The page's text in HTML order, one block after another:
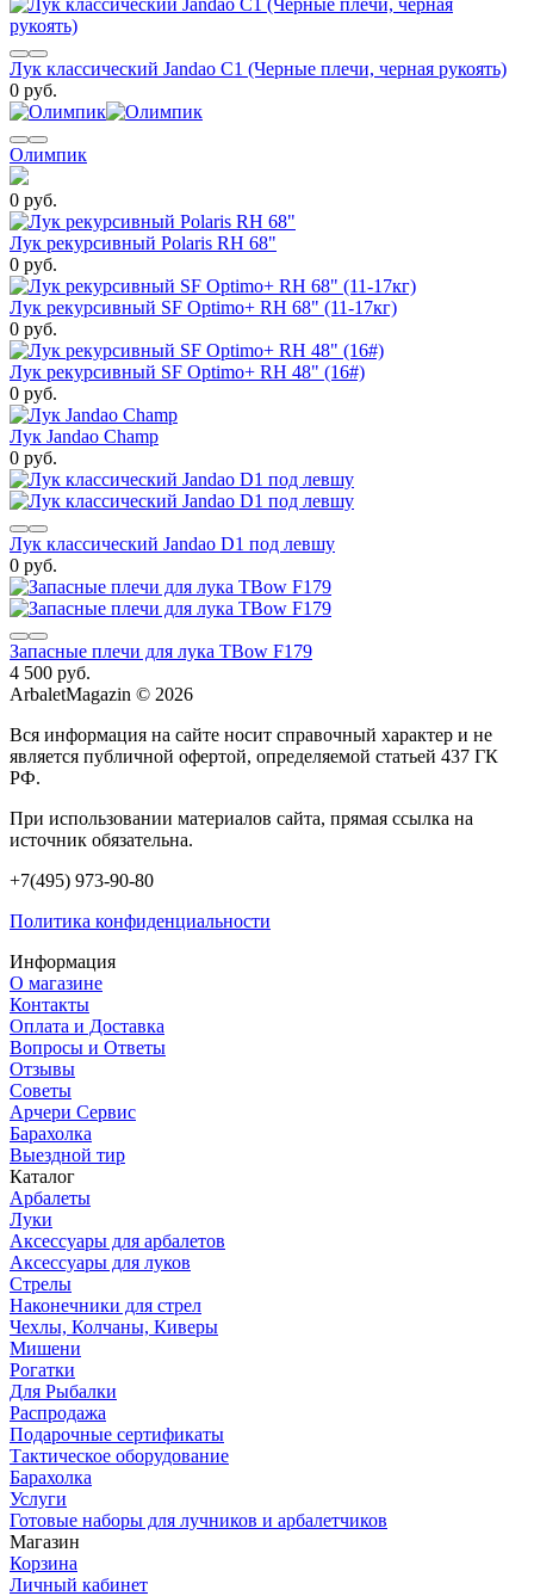
Лук классический Jandao C1 (Черные плечи, черная рукоять)
0 руб.
Олимпик
0 руб.
Лук рекурсивный Polaris RH 68"
0 руб.
Лук рекурсивный SF Optimo+ RH 68" (11-17кг)
0 руб.
Лук рекурсивный SF Optimo+ RH 48" (16#)
0 руб.
Лук Jandao Champ
0 руб.
Лук классический Jandao D1 под левшу
0 руб.
Запасные плечи для лука TBow F179
4 500 руб.
ArbaletMagazin © 2026
Вся информация на сайте носит справочный характер и не
является публичной офертой, определяемой статьей 437 ГК
РФ.
При использовании материалов сайта, прямая ссылка на
источник обязательна.
+7(495) 973-90-80
Политика конфиденциальности
Информация
О магазине
Контакты
Оплата и Доставка
Вопросы и Ответы
Отзывы
Советы
Арчери Сервис
Барахолка
Выездной тир
Каталог
Арбалеты
Луки
Аксессуары для арбалетов
Аксессуары для луков
Стрелы
Наконечники для стрел
Чехлы, Колчаны, Киверы
Мишени
Рогатки
Для Рыбалки
Распродажа
Подарочные сертификаты
Тактическое оборудование
Барахолка
Услуги
Готовые наборы для лучников и арбалетчиков
Магазин
Корзина
Личный кабинет